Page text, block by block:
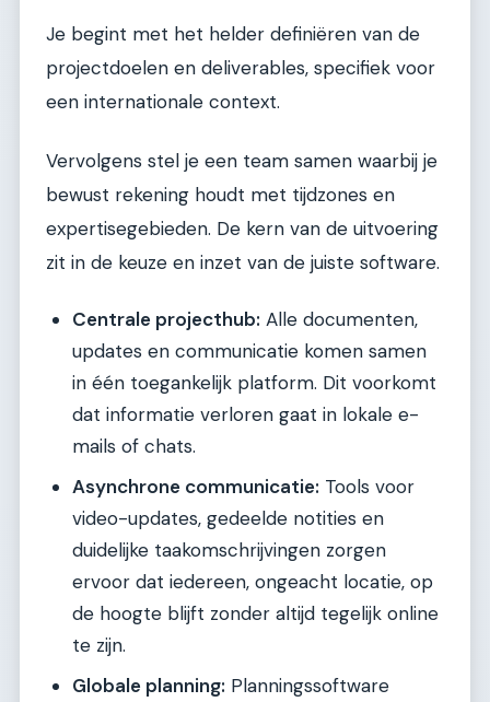
Je begint met het helder definiëren van de
projectdoelen en deliverables, specifiek voor
een internationale context.
Vervolgens stel je een team samen waarbij je
bewust rekening houdt met tijdzones en
expertisegebieden. De kern van de uitvoering
zit in de keuze en inzet van de juiste software.
Centrale projecthub: Alle documenten,
updates en communicatie komen samen
in één toegankelijk platform. Dit voorkomt
dat informatie verloren gaat in lokale e-
mails of chats.
Asynchrone communicatie: Tools voor
video-updates, gedeelde notities en
duidelijke taakomschrijvingen zorgen
ervoor dat iedereen, ongeacht locatie, op
de hoogte blijft zonder altijd tegelijk online
te zijn.
Globale planning: Planningssoftware